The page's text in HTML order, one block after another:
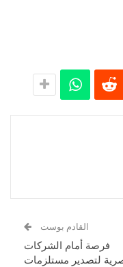
القادم بوست
فرصة أمام الشركات
لتصدير مستلزمات